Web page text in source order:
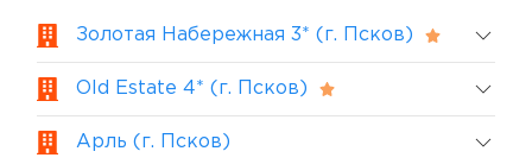
Золотая Набережная 3* (г. Псков)
Old Estate 4* (г. Псков)
Арль (г. Псков)